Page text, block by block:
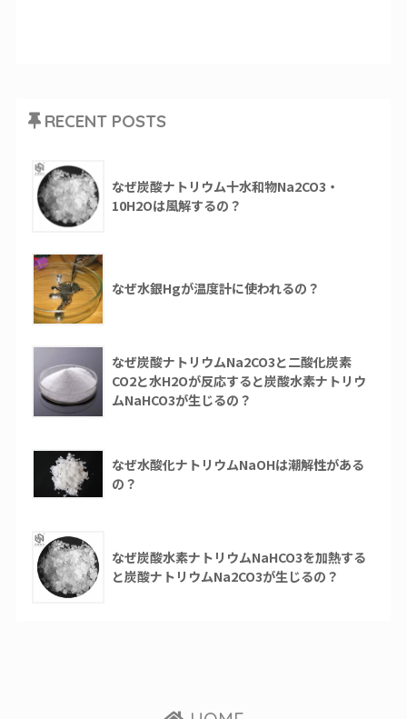
RECENT POSTS
なぜ炭酸ナトリウム十水和物Na2CO3・
10H2Oは風解するの？
なぜ水銀Hgが温度計に使われるの？
なぜ炭酸ナトリウムNa2CO3と二酸化炭素
CO2と水H2Oが反応すると炭酸水素ナトリウ
ムNaHCO3が生じるの？
なぜ水酸化ナトリウムNaOHは潮解性がある
の？
なぜ炭酸水素ナトリウムNaHCO3を加熱する
と炭酸ナトリウムNa2CO3が生じるの？